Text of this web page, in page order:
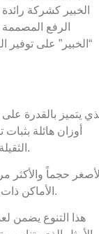
الخبير كشركة
الرفع المصممة
“الخبير” على
أوزان هائلة
الثقيلة كخزائن المطبخ والأجهزة الكهربائية الكبيرة.
الأماكن ذات المداخل الضيقة أو التي تتطلب دقة متناهية.
هذا التنوع يضمن